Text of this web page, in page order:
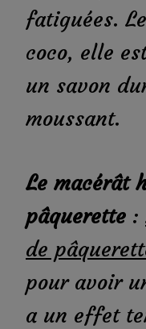
fatiguées.
coco, elle
un savon
moussant.
Le macérât
pâquerette :
de
pour avoir
a un effet